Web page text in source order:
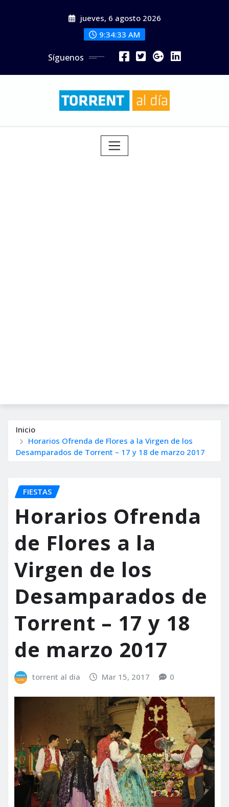
jueves, 6 agosto 2026
9:34:35 AM
Síguenos
Inicio
Horarios Ofrenda de Flores a la Virgen de los
Desamparados de Torrent – 17 y 18 de marzo 2017
FIESTAS
Horarios Ofrenda
de Flores a la
Virgen de los
Desamparados de
Torrent – 17 y 18
de marzo 2017
torrent al dia Mar 15, 2017 0